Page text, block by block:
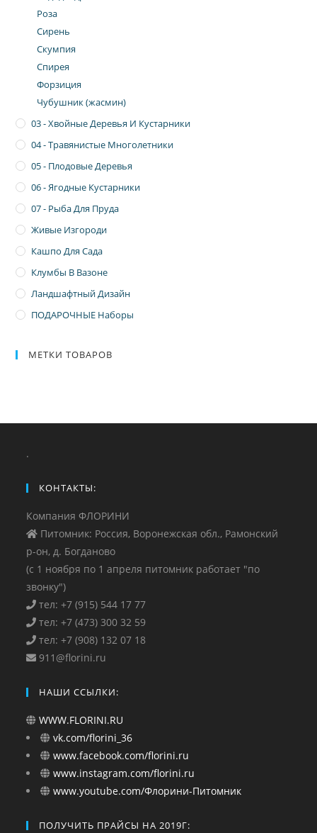
Роза
Сирень
Скумпия
Спирея
Форзиция
Чубушник (жасмин)
03 - Хвойные Деревья И Кустарники
04 - Травянистые Многолетники
05 - Плодовые Деревья
06 - Ягодные Кустарники
07 - Рыба Для Пруда
Живые Изгороди
Кашпо Для Сада
Клумбы В Вазоне
Ландшафтный Дизайн
ПОДАРОЧНЫЕ Наборы
МЕТКИ ТОВАРОВ
.
КОНТАКТЫ:
Компания ФЛОРИНИ
Питомник: Россия, Воронежская обл., Рамонский
р-он, д. Богданово
(с 1 ноября по 1 апреля питомник работает "по
звонку")
тел: +7 (915) 544 17 77
тел: +7 (473) 300 32 59
тел: +7 (908) 132 07 18
911@florini.ru
НАШИ ССЫЛКИ:
WWW.FLORINI.RU
vk.com/florini_36
www.facebook.com/florini.ru
www.instagram.com/florini.ru
www.youtube.com/Флорини-Питомник
ПОЛУЧИТЬ ПРАЙСЫ НА 2019Г: